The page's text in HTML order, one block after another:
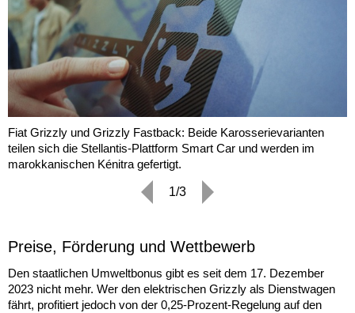
Fiat Grizzly und Grizzly Fastback: Beide Karosserievarianten
teilen sich die Stellantis-Plattform Smart Car und werden im
marokkanischen Kénitra gefertigt.
1/3
Preise, Förderung und Wettbewerb
Den staatlichen Umweltbonus gibt es seit dem 17. Dezember
2023 nicht mehr. Wer den elektrischen Grizzly als Dienstwagen
fährt, profitiert jedoch von der 0,25-Prozent-Regelung auf den